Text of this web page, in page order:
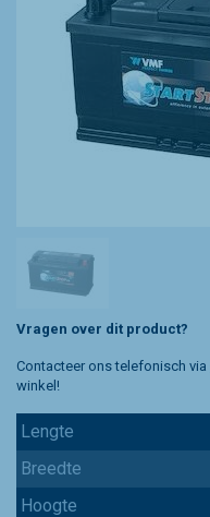
Vragen over dit product?
Contacteer ons telefonisch via
winkel!
Lengte
Breedte
Hoogte